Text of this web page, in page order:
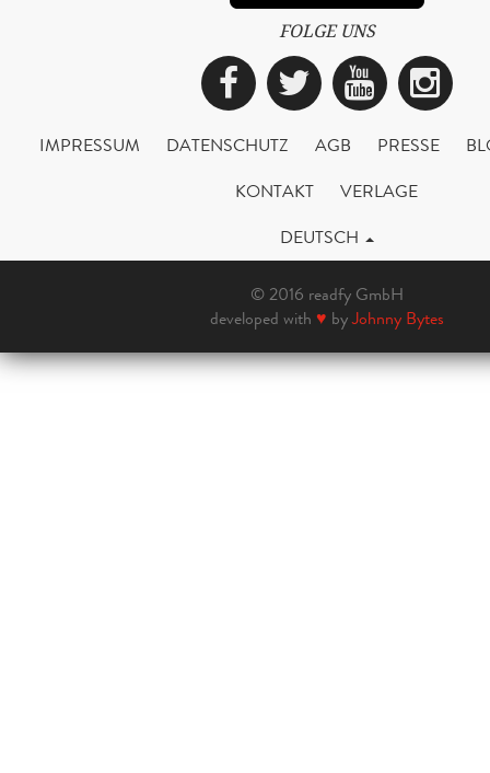
FOLGE UNS
Facebook
Twitter
IMPRESSUM DATENSCHUTZ AGB PRESSE
KONTAKT
VERLAGE
DEUTSCH
© 2016 readfy GmbH
developed with ♥ byJohnny Bytes